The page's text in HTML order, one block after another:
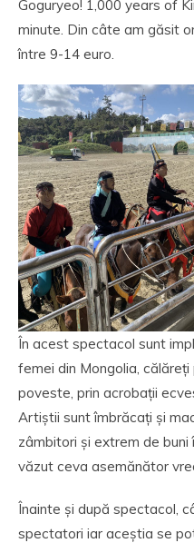
Goguryeo! 1,000 years of
minute. Din câte am găsit
între 9-14 euro.
În acest spectacol sunt
femei din Mongolia,
poveste, prin acrobații
Artiștii sunt îmbrăcați și
zâmbitori și extrem de buni
văzut ceva asemănător
Înainte și după spectacol,
spectatori iar aceștia se